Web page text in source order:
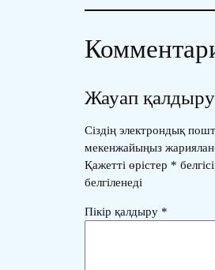
Жауап қалдыру
Сіздің электрондық
мекенжайыңыз
Қажетті өрістер *
белгіленеді
Пікір қалдыру *